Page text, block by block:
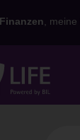
Finanzen , meine